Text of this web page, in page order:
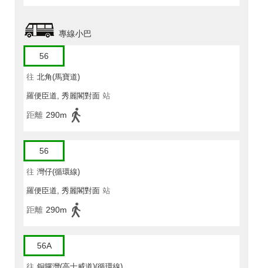
專線小巴
56
往 北角(馬寶道)
羅便臣道, 秀麗閣對面 站
距離 290m
56
往 灣仔(循環線)
羅便臣道, 秀麗閣對面 站
距離 290m
56A